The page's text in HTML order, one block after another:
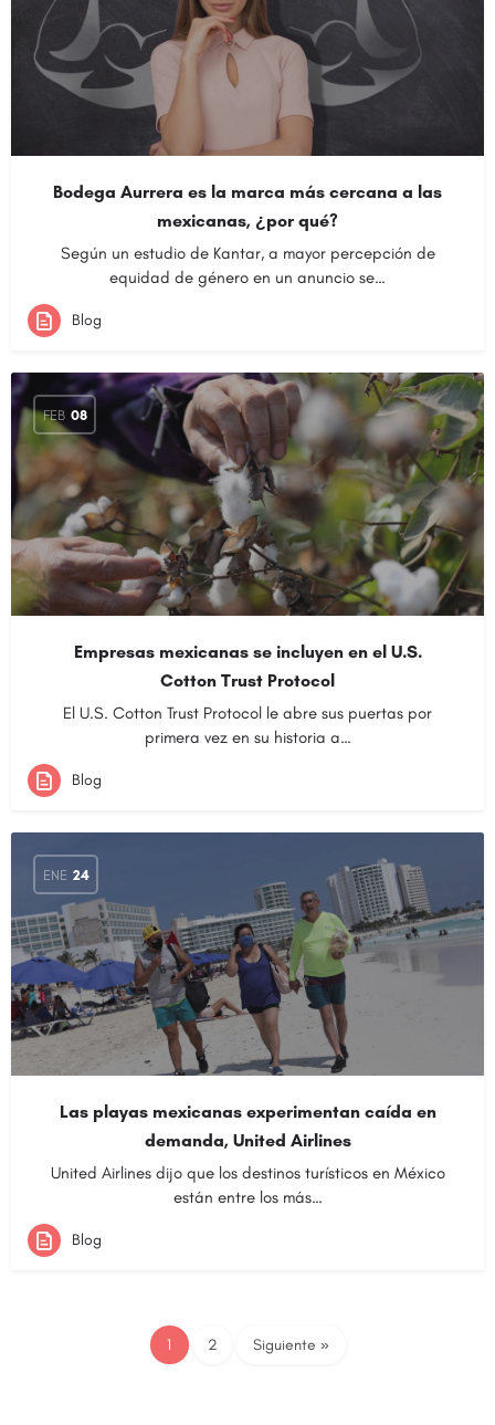
Bodega Aurrera es la marca más cercana a las
mexicanas, ¿por qué?
Según un estudio de Kantar, a mayor percepción de
equidad de género en un anuncio se…
Blog
FEB 08
Empresas mexicanas se incluyen en el U.S.
Cotton Trust Protocol
El U.S. Cotton Trust Protocol le abre sus puertas por
primera vez en su historia a…
Blog
ENE 24
Las playas mexicanas experimentan caída en
demanda, United Airlines
United Airlines dijo que los destinos turísticos en México
están entre los más…
Blog
1 2 Siguiente »